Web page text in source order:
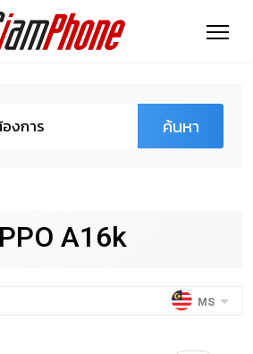
ค้นหา
A16k
MS